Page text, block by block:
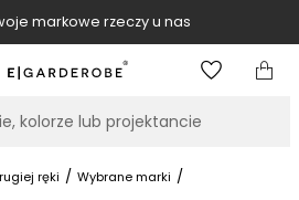
markowe rzeczy u nas
ręki / Wybrane marki /